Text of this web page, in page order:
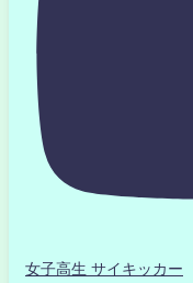
女子高生 サイキッカー